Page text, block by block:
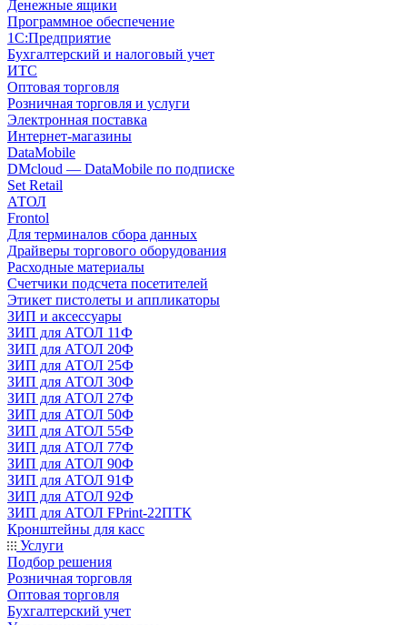
Денежные ящики
Программное обеспечение
1С:Предприятие
Бухгалтерский и налоговый учет
ИТС
Оптовая торговля
Розничная торговля и услуги
Электронная поставка
Интернет-магазины
DataMobile
DMcloud — DataMobile по подписке
Set Retail
АТОЛ
Frontol
Для терминалов сбора данных
Драйверы торгового оборудования
Расходные материалы
Счетчики подсчета посетителей
Этикет пистолеты и аппликаторы
ЗИП и аксессуары
ЗИП для АТОЛ 11Ф
ЗИП для АТОЛ 20Ф
ЗИП для АТОЛ 25Ф
ЗИП для АТОЛ 30Ф
ЗИП для АТОЛ 27Ф
ЗИП для АТОЛ 50Ф
ЗИП для АТОЛ 55Ф
ЗИП для АТОЛ 77Ф
ЗИП для АТОЛ 90Ф
ЗИП для АТОЛ 91Ф
ЗИП для АТОЛ 92Ф
ЗИП для АТОЛ FPrint-22ПТК
Кронштейны для касс
Услуги
Подбор решения
Розничная торговля
Оптовая торговля
Бухгалтерский учет